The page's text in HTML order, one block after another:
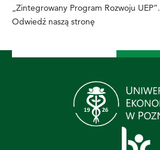
„Zintegrowany Program Rozwoju UEP”.
Odwiedź naszą stronę